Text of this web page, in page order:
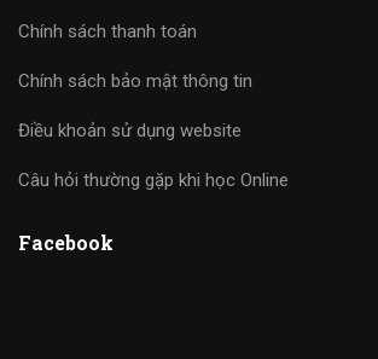
Chính sách thanh toán
Chính sách bảo mật thông tin
Điều khoản sử dụng website
Câu hỏi thường gặp khi học Online
Facebook